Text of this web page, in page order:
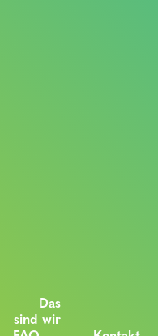
Das
sind wir